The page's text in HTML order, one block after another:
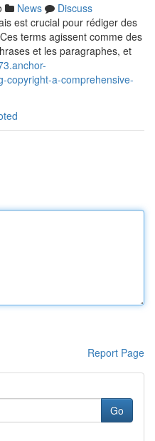
News
Discuss
est crucial pour rédiger des
terms agissent comme des
et les paragraphes, et
copyright-a-comprehensive-
Report Page
Go